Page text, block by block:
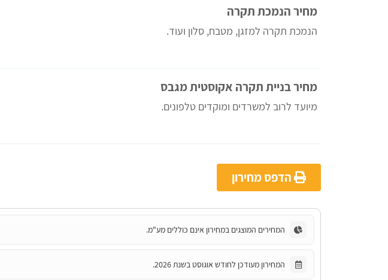
מחיר הנמכת תקרה
הנמכת תקרה למזגן, מטבח, סלון ועוד.
מחיר בניית תקרה אקוסטית מגבס
מיועד לרוב למשרדים ומוקדים טלפונים.
הדפס מחירון
המחירים המוצגים במחירון אינם כוללים מע"מ.
המחירון מעודכן לחודש אוגוסט בשנת 2026.